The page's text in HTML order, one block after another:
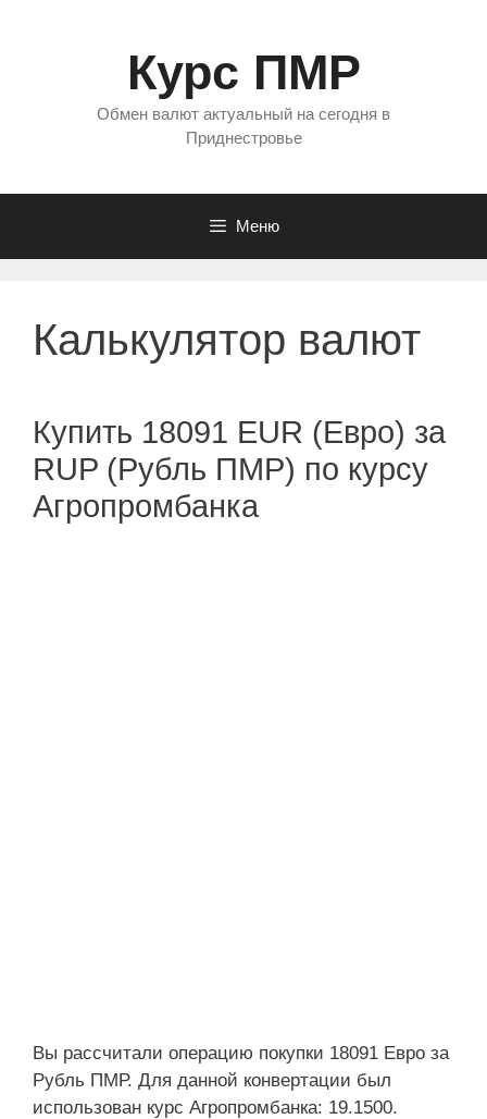
Курс ПМР
Обмен валют актуальный на сегодня в
Приднестровье
Меню
Калькулятор валют
Купить 18091 EUR (Евро) за
RUP (Рубль ПМР) по курсу
Агропромбанка
Вы рассчитали операцию покупки 18091 Евро за
Рубль ПМР. Для данной конвертации был
использован курс Агропромбанка: 19.1500.